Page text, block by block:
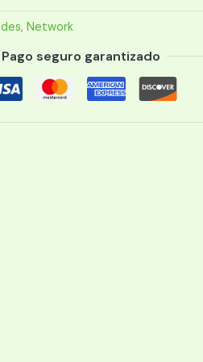
, Network
Pago seguro garantizado